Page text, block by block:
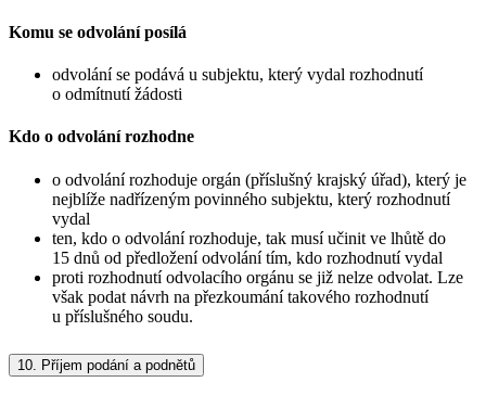
Komu se odvolání posílá
odvolání se podává u subjektu, který vydal rozhodnutí
o odmítnutí žádosti
Kdo o odvolání rozhodne
o odvolání rozhoduje orgán (příslušný krajský úřad), který je
nejblíže nadřízeným povinného subjektu, který rozhodnutí
vydal
ten, kdo o odvolání rozhoduje, tak musí učinit ve lhůtě do
15 dnů od předložení odvolání tím, kdo rozhodnutí vydal
proti rozhodnutí odvolacího orgánu se již nelze odvolat. Lze
však podat návrh na přezkoumání takového rozhodnutí
u příslušného soudu.
10. Příjem podání a podnětů